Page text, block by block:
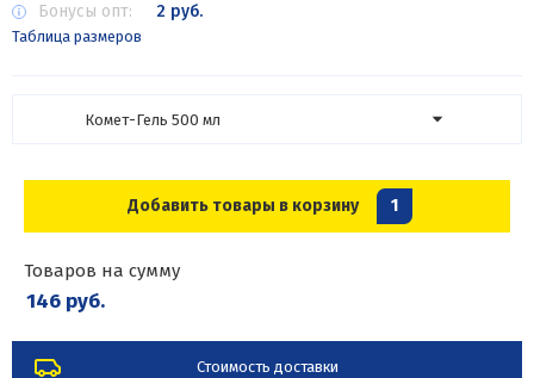
Бонусы опт:
2 руб.
Таблица размеров
Комет-Гель 500 мл
Добавить товары в корзину 1
Товаров на сумму
146 руб.
Стоимость доставки